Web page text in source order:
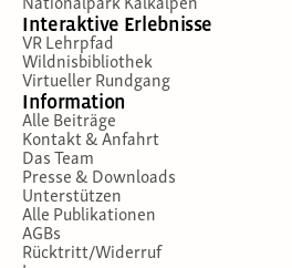
Nationalpark Kalkalpen
Interaktive Erlebnisse
VR Lehrpfad
Wildnisbibliothek
Virtueller Rundgang
Information
Alle Beiträge
Kontakt & Anfahrt
Das Team
Presse & Downloads
Unterstützen
Alle Publikationen
AGBs
Rücktritt/Widerruf